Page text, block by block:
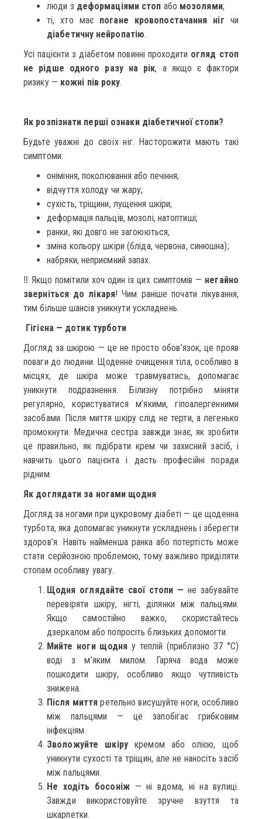
люди з деформаціями стоп або мозолями;
ті, хто має погане кровопостачання ніг чи
діабетичну нейропатію.
Усі пацієнти з діабетом повинні проходити огляд стоп
не рідше одного разу на рік, а якщо є фактори
ризику — кожні пів року.
Як розпізнати перші ознаки діабетичної стопи?
Будьте уважні до своїх ніг. Насторожити мають такі
симптоми:
оніміння, поколювання або печіння;
відчуття холоду чи жару;
сухість, тріщини, лущення шкіри;
деформація пальців, мозолі, натоптиші;
ранки, які довго не загоюються;
зміна кольору шкіри (бліда, червона, синюшна);
набряки, неприємний запах.
‼️ Якщо помітили хоч один із цих симптомів — негайно
зверніться до лікаря! Чим раніше почати лікування,
тим більше шансів уникнути ускладнень.
Гігієна — дотик турботи
Догляд за шкірою — це не просто обов’язок, це прояв
поваги до людини. Щоденне очищення тіла, особливо в
місцях, де шкіра може травмуватись, допомагає
уникнути подразнення. Білизну потрібно міняти
регулярно, користуватися м’якими, гіпоалергенними
засобами. Після миття шкіру слід не терти, а легенько
промокнути. Медична сестра завжди знає, як зробити
це правильно, як підібрати крем чи захисний засіб, і
навчить цього пацієнта і дасть професійні поради
рідним.
Як доглядати за ногами щодня
Догляд за ногами при цукровому діабеті — це щоденна
турбота, яка допомагає уникнути ускладнень і зберегти
здоров’я. Навіть найменша ранка або потертість може
стати серйозною проблемою, тому важливо приділяти
стопам особливу увагу.
Щодня оглядайте свої стопи —не забувайте
перевіряти шкіру, нігті, ділянки між пальцями.
Якщо самостійно важко, скористайтесь
дзеркалом або попросіть близьких допомогти.
Мийте ноги щодня у теплій (приблизно 37 °C)
воді з м’яким милом. Гаряча вода може
пошкодити шкіру, особливо якщо чутливість
знижена.
Після миттяретельно висушуйте ноги, особливо
між пальцями — це запобігає грибковим
інфекціям.
Зволожуйте шкірукремом або олією, щоб
уникнути сухості та тріщин, але не наносіть засіб
між пальцями.
Не ходіть босоніж — ні вдома, ні на вулиці.
Завжди використовуйте зручне взуття та
шкарпетки.